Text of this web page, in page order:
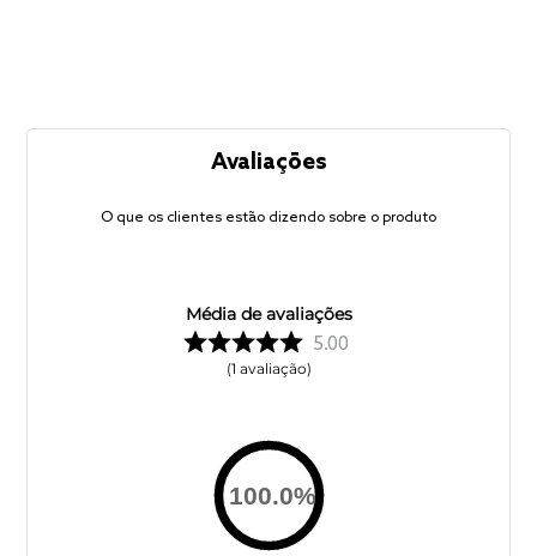
Avaliações
O que os clientes estão dizendo sobre o produto
Média de avaliações
5.00
1 avaliação
100.0%